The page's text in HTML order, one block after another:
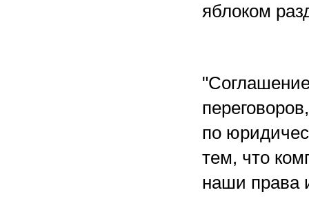
яблоком
по
тем, что
наши права